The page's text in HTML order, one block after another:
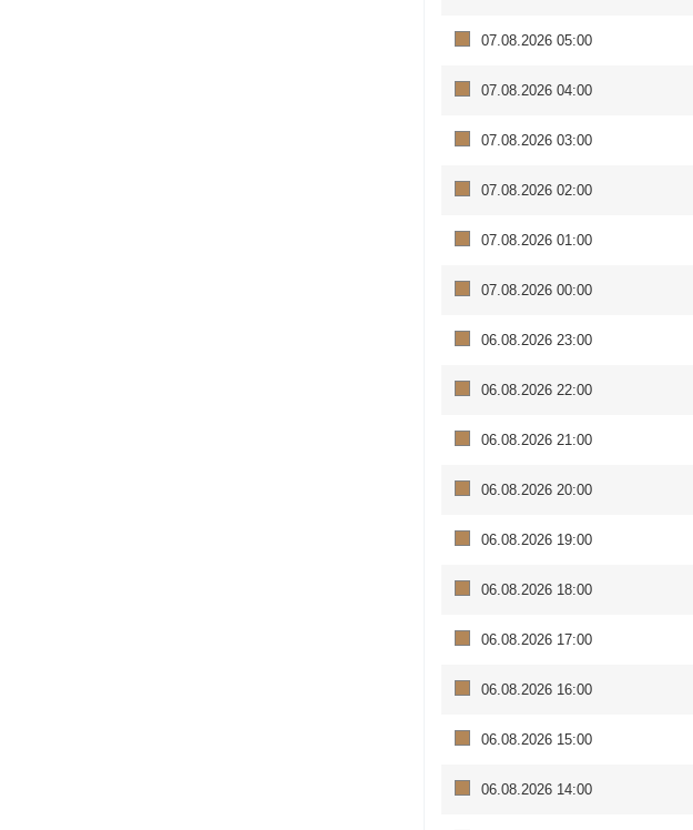
07.08.2026 05:00
07.08.2026 04:00
07.08.2026 03:00
07.08.2026 02:00
07.08.2026 01:00
07.08.2026 00:00
06.08.2026 23:00
06.08.2026 22:00
06.08.2026 21:00
06.08.2026 20:00
06.08.2026 19:00
06.08.2026 18:00
06.08.2026 17:00
06.08.2026 16:00
06.08.2026 15:00
06.08.2026 14:00